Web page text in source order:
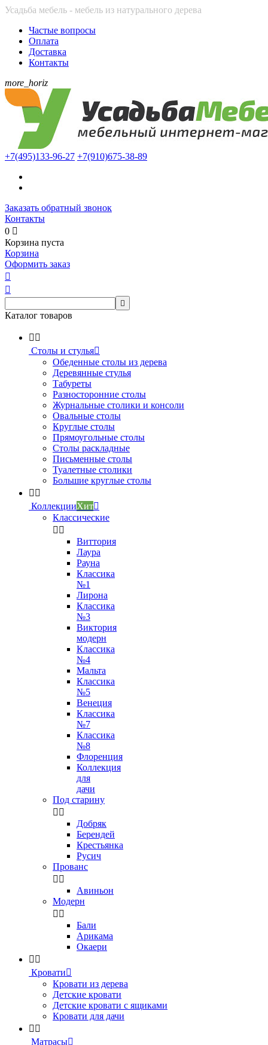
Усадьба мебель - мебель из натурального дерева
Частые вопросы
Оплата
Доставка
Контакты
more_horiz
+7(495)133-96-27 +7(910)675-38-89
Заказать обратный звонок
Контакты
0 
Корзина пуста
Корзина
Оформить заказ



Каталог товаров
 
Столы и стулья
Обеденные столы из дерева
Деревянные стулья
Табуреты
Разносторонние столы
Журнальные столики и консоли
Овальные столы
Круглые столы
Прямоугольные столы
Столы раскладные
Письменные столы
Туалетные столики
Большие круглые столы
 
КоллекцииХит
Классические
 
Виттория
Лаура
Рауна
Классика
№1
Лирона
Классика
№3
Виктория
модерн
Классика
№4
Мальта
Классика
№5
Венеция
Классика
№7
Классика
№8
Флоренция
Коллекция
для
дачи
Под старину
 
Добряк
Берендей
Крестьянка
Русич
Прованс
 
Авиньон
Модерн
 
Бали
Арикама
Окаери
 
Кровати
Кровати из дерева
Детские кровати
Детские кровати с ящиками
Кровати для дачи
 
Матрасы